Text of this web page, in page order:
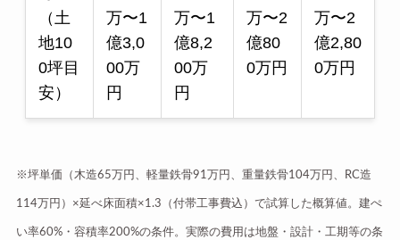
（土
地10
0坪目
安）
万〜1
億3,0
00万
円
万〜1
億8,2
00万
円
万〜2
億80
0万円
万〜2
億2,80
0万円
※坪単価（木造65万円、軽量鉄骨91万円、重量鉄骨104万円、RC造
114万円）×延べ床面積×1.3（付帯工事費込）で試算した概算値。建ぺ
い率60%・容積率200%の条件。実際の費用は地盤・設計・工期等の条